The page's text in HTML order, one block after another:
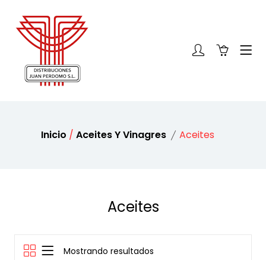
Inicio / Aceites Y Vinagres Aceites
Aceites
Mostrando resultados